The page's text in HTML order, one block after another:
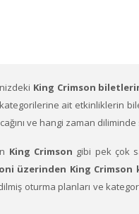
King Crimson
ait etkinliklerin
ve hangi zaman
King Crimson gibi pek çok
üzerinden King
oturma planları ve